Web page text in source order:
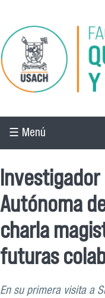
Pasar al contenido
☰ Menú
Investigador
Autónoma
charla
futuras
En su primera visita a